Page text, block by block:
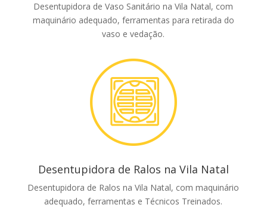
Desentupidora de Vaso Sanitário na Vila Natal, com
maquinário adequado, ferramentas para retirada do
vaso e vedação.
Desentupidora de Ralos na Vila Natal
Desentupidora de Ralos na Vila Natal, com maquinário
adequado, ferramentas e Técnicos Treinados.